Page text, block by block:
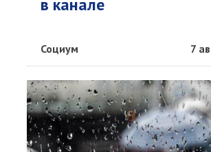
в канале
Социум 7